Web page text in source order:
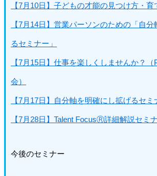
【7月10日】子どもの才能の見つけ方・育
【7月14日】営業パーソンのための「自
るセミナー」
【7月15日】仕事を楽しくしませんか？
会）
【7月17日】自分軸を明確にし拡げるセミ
【7月28日】Talent FocusⓇ詳細解説セミ
今後のセミナー